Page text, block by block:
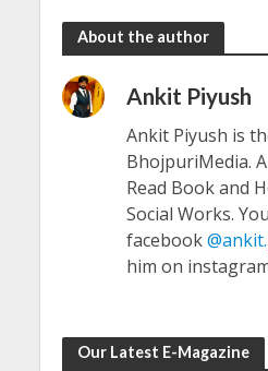
About the author
Ankit Piyush
Ankit Piyush is
BhojpuriMedia.
Read Book and
Social Works.
facebook
him on
Our Latest E-Magazine